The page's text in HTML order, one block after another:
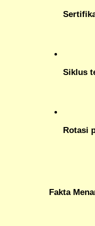
Siklus
Rotasi
Fakta